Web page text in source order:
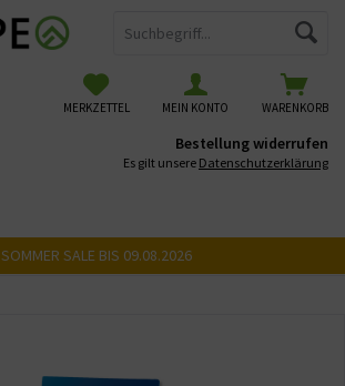
WARENKORB
MERKZETTEL MEIN KONTO
Bestellung widerrufen
Es gilt unsere Datenschutzerklärung
SOMMER SALE BIS 09.08.2026